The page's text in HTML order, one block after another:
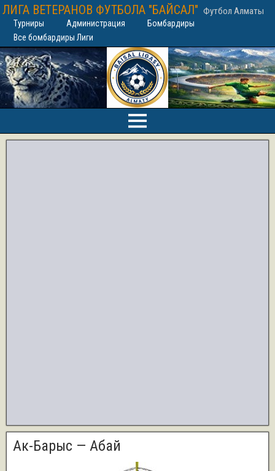
ЛИГА ВЕТЕРАНОВ ФУТБОЛА "БАЙСАЛ" Футбол Алматы
Турниры Администрация
Бомбардиры
Все бомбардиры Лиги
Ак-Барыс — Абай